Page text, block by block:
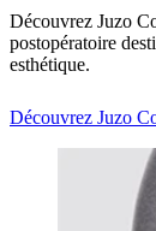
Découvrez Juzo
postopératoire
esthétique.
Découvrez Juzo